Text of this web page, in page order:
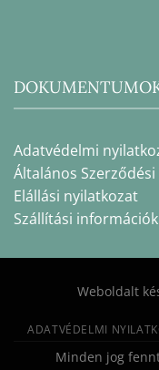
Adatvédelmi
Általános
Elállási nyilatkozat
Szállítási információk
Weboldalt
ADATVÉDELMI
Minden jog